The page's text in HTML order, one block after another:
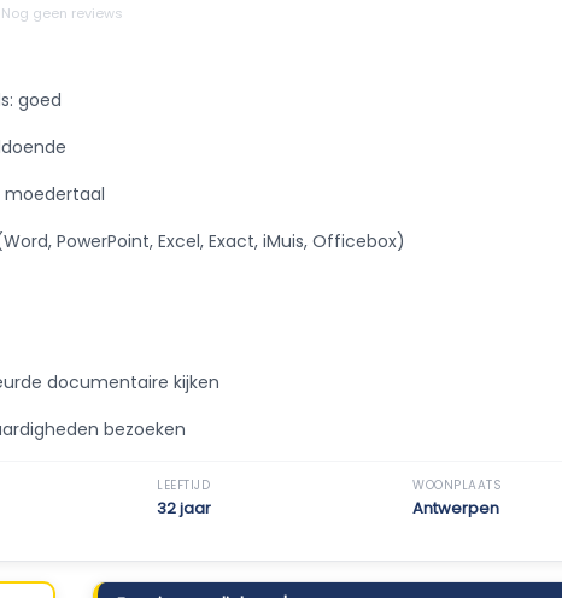
Nog geen reviews
goed
moedertaal
PowerPoint, Excel, Exact, iMuis, Officebox)
documentaire kijken
bezoeken
LEEFTIJD
32 jaar
WOONPLAATS
Antwerpen